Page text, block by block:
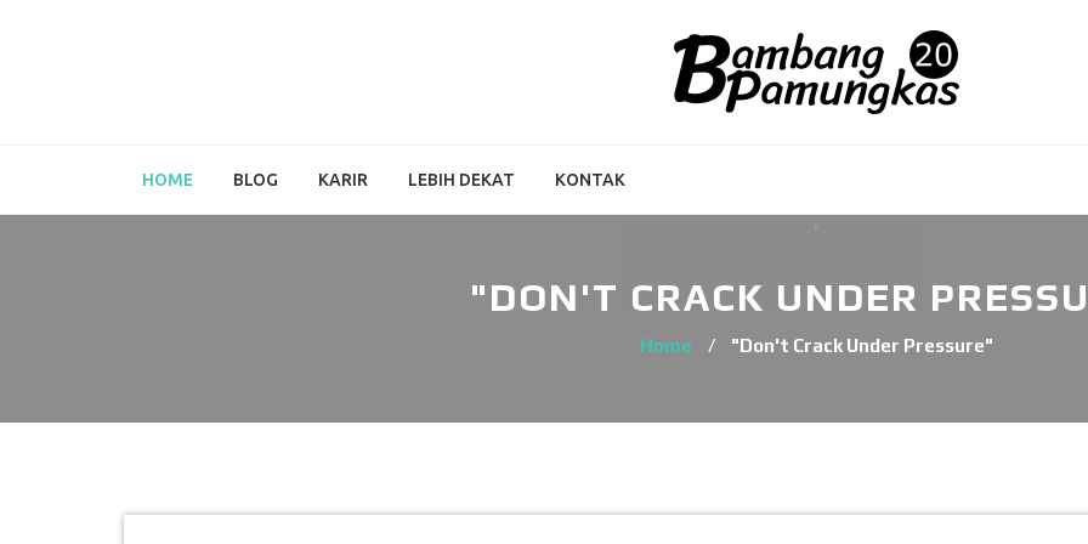
HOME BLOG KARIR LEBIH DEKAT KONTAK
"DON'T CRACK UNDER
Home / "Don't Crack Under Pressure"